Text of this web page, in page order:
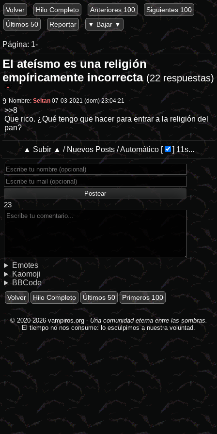
Volver Hilo Completo Anteriores 100
Siguientes 100
Últimos 50
Reportar ▼ Bajar ▼
Página: 1-
El ateísmo es una religión
empíricamente incorrecta (22 respuestas)
9 Nombre:Seitan 07-03-2021 (dom) 23:04:21
>>8
Que rico. ¿Qué tengo que hacer para entrar a la religión del
pan?
▲ Subir ▲ / Nuevos Posts/Automático[ ] 11s...
23
Emotes
Kaomoji
BBCode
Volver Hilo Completo Últimos 50 Primeros 100
© 2020-2026 vampiros.org- Una comunidad eterna entre las sombras.
El tiempo no nos consume: lo esculpimos a nuestra voluntad.